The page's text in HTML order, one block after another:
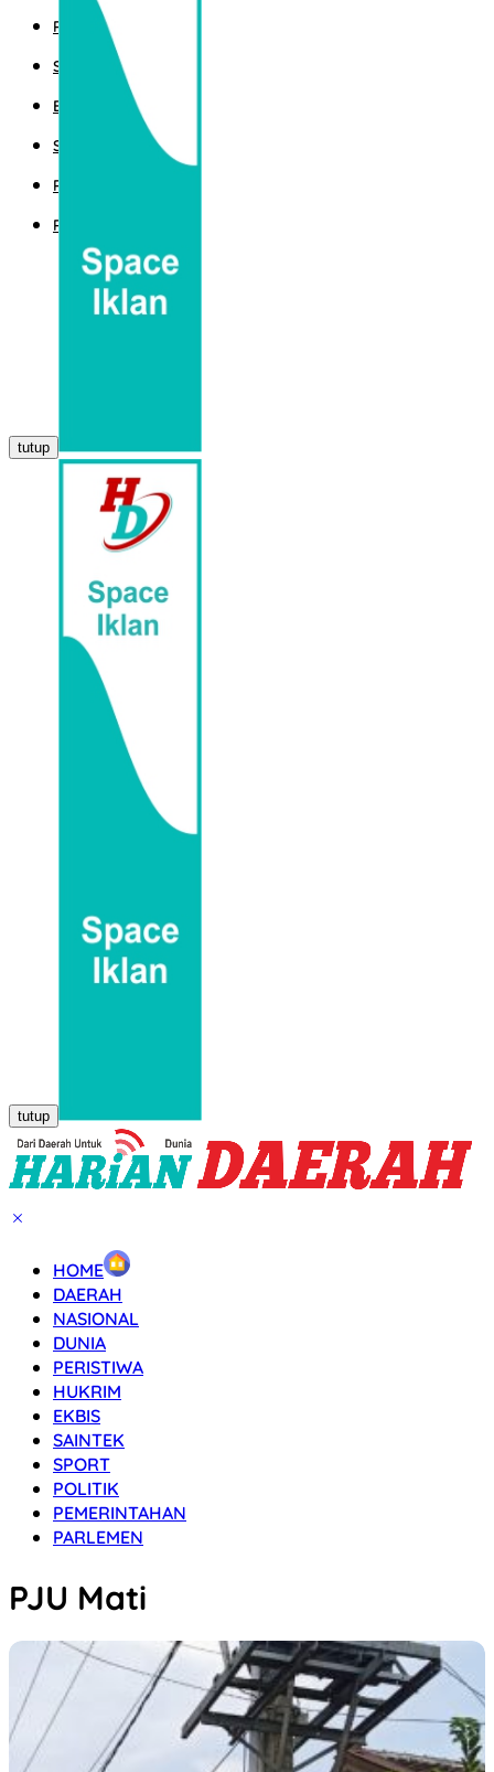
POLITIK
SPORT
EKBIS
SAINTEK
PEMERINTAHAN
PARLEMEN
tutup
tutup
HOME
DAERAH
NASIONAL
DUNIA
PERISTIWA
HUKRIM
EKBIS
SAINTEK
SPORT
POLITIK
PEMERINTAHAN
PARLEMEN
PJU Mati